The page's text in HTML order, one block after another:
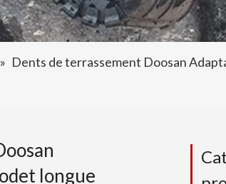
» Dents de terrassement Doosan
longue